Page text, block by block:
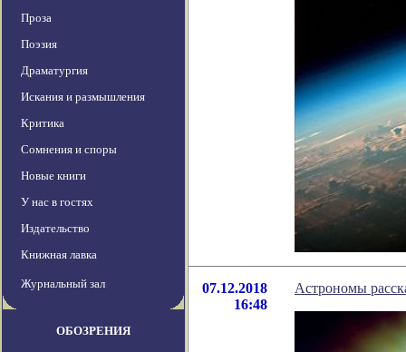
Проза
Поэзия
Драматургия
Искания и размышления
Критика
Сомнения и споры
Новые книги
У нас в гостях
Издательство
Книжная лавка
Журнальный зал
ОБОЗРЕНИЯ
07.12.2018
16:48
Астрономы